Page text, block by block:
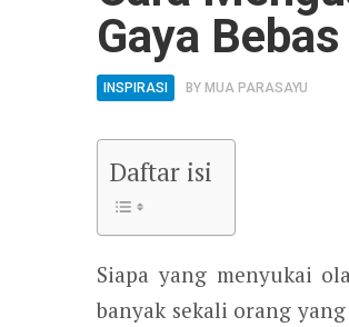
Gaya Bebas
INSPIRASI BY MUA PARASAYU
Daftar isi
Siapa yang menyukai
banyak sekali orang